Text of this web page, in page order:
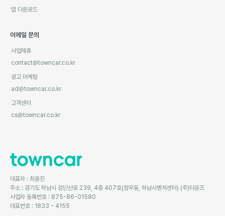
앱 다운로드
이메일 문의
사업제휴
contact@towncar.co.kr
광고 마케팅
ad@towncar.co.kr
고객센터
cs@towncar.co.kr
대표자 : 최윤진
주소 : 경기도 하남시 검단산로 239, 4층 407호(창우동, 하남시벤처센터) (주)타운즈
사업자 등록번호 : 875-86-01580
대표번호 : 1833 - 4155